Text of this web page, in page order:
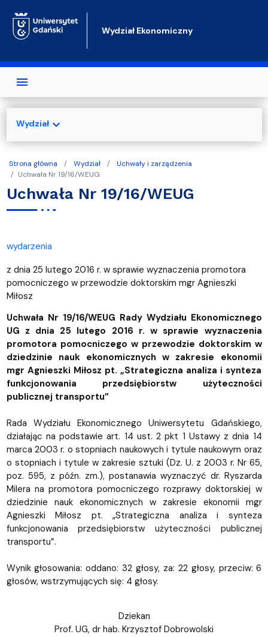
Wydział Ekonomiczny
Strona główna Wydział
Uchwały i zarządzenia
Uchwała Nr 19/16/WEUG
Uchwała Nr 19/16/WEUG
wydarzenia
z dnia 25 lutego 2016 r. w sprawie wyznaczenia promotora
pomocniczego w przewodzie doktorskim mgr Agnieszki
Miłosz
Uchwała Nr 19/16/WEUG Rady Wydziału Ekonomicznego
UG z dnia 25 lutego 2016 r. w sprawie wyznaczenia
promotora pomocniczego w przewodzie doktorskim w
dziedzinie nauk ekonomicznych w zakresie ekonomii
mgr Agnieszki Miłosz pt. „Strategiczna analiza i synteza
funkcjonowania przedsiębiorstw użyteczności
publicznej transportu”
Rada Wydziału Ekonomicznego Uniwersytetu Gdańskiego,
działając na podstawie art. 14 ust. 2 pkt 1 Ustawy z dnia 14
marca 2003 r. o stopniach naukowych i tytule naukowym oraz
o stopniach i tytule w zakresie sztuki (Dz. U. z 2003 r. Nr 65,
poz. 595, z późn. zm.), postanawia wyznaczyć dr. Ryszarda
Milera na promotora pomocniczego rozprawy doktorskiej w
dziedzinie nauk ekonomicznych w zakresie ekonomii mgr
Agnieszki Miłosz pt. „Strategiczna analiza i synteza
funkcjonowania przedsiębiorstw użyteczności publicznej
transportu”.
Wynik głosowania: oddano: 32 głosy, za: 22 głosy, przeciw: 6
głosów, wstrzymujących się: 4 głosy.
Dziekan
Prof. UG, dr hab. Krzysztof Dobrowolski
Wydziałexpand_more